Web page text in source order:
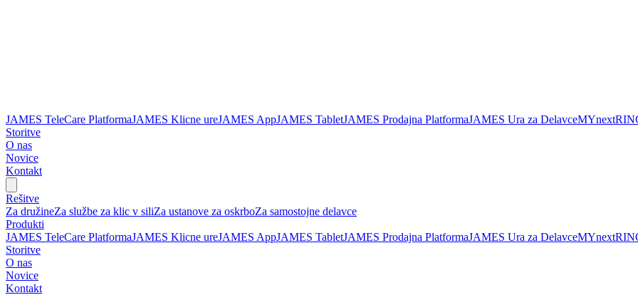
JAMES TeleCare PlatformaJAMES Klicne ureJAMES AppJAMES TabletJAMES Prodajna PlatformaJAMES Ura za Delavce
Storitve
O nas
Novice
Kontakt
Rešitve
Za družineZa službe za klic v siliZa ustanove za oskrboZa samostojne delavce
Produkti
JAMES TeleCare PlatformaJAMES Klicne ureJAMES AppJAMES TabletJAMES Prodajna PlatformaJAMES Ura za Delavce
Storitve
O nas
Novice
Kontakt